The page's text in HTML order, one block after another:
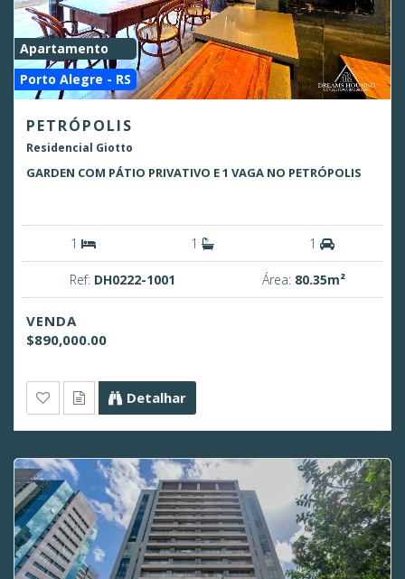
Apartamento
Porto Alegre - RS
PETRÓPOLIS
Residencial Giotto
GARDEN COM PÁTIO PRIVATIVO E 1 VAGA NO PETRÓPOLIS
1 1 1
Ref: DH0222-1001 Área: 80.35m²
VENDA
$890,000.00
Detalhar